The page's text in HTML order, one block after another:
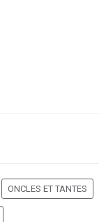
ONCLES ET TANTES